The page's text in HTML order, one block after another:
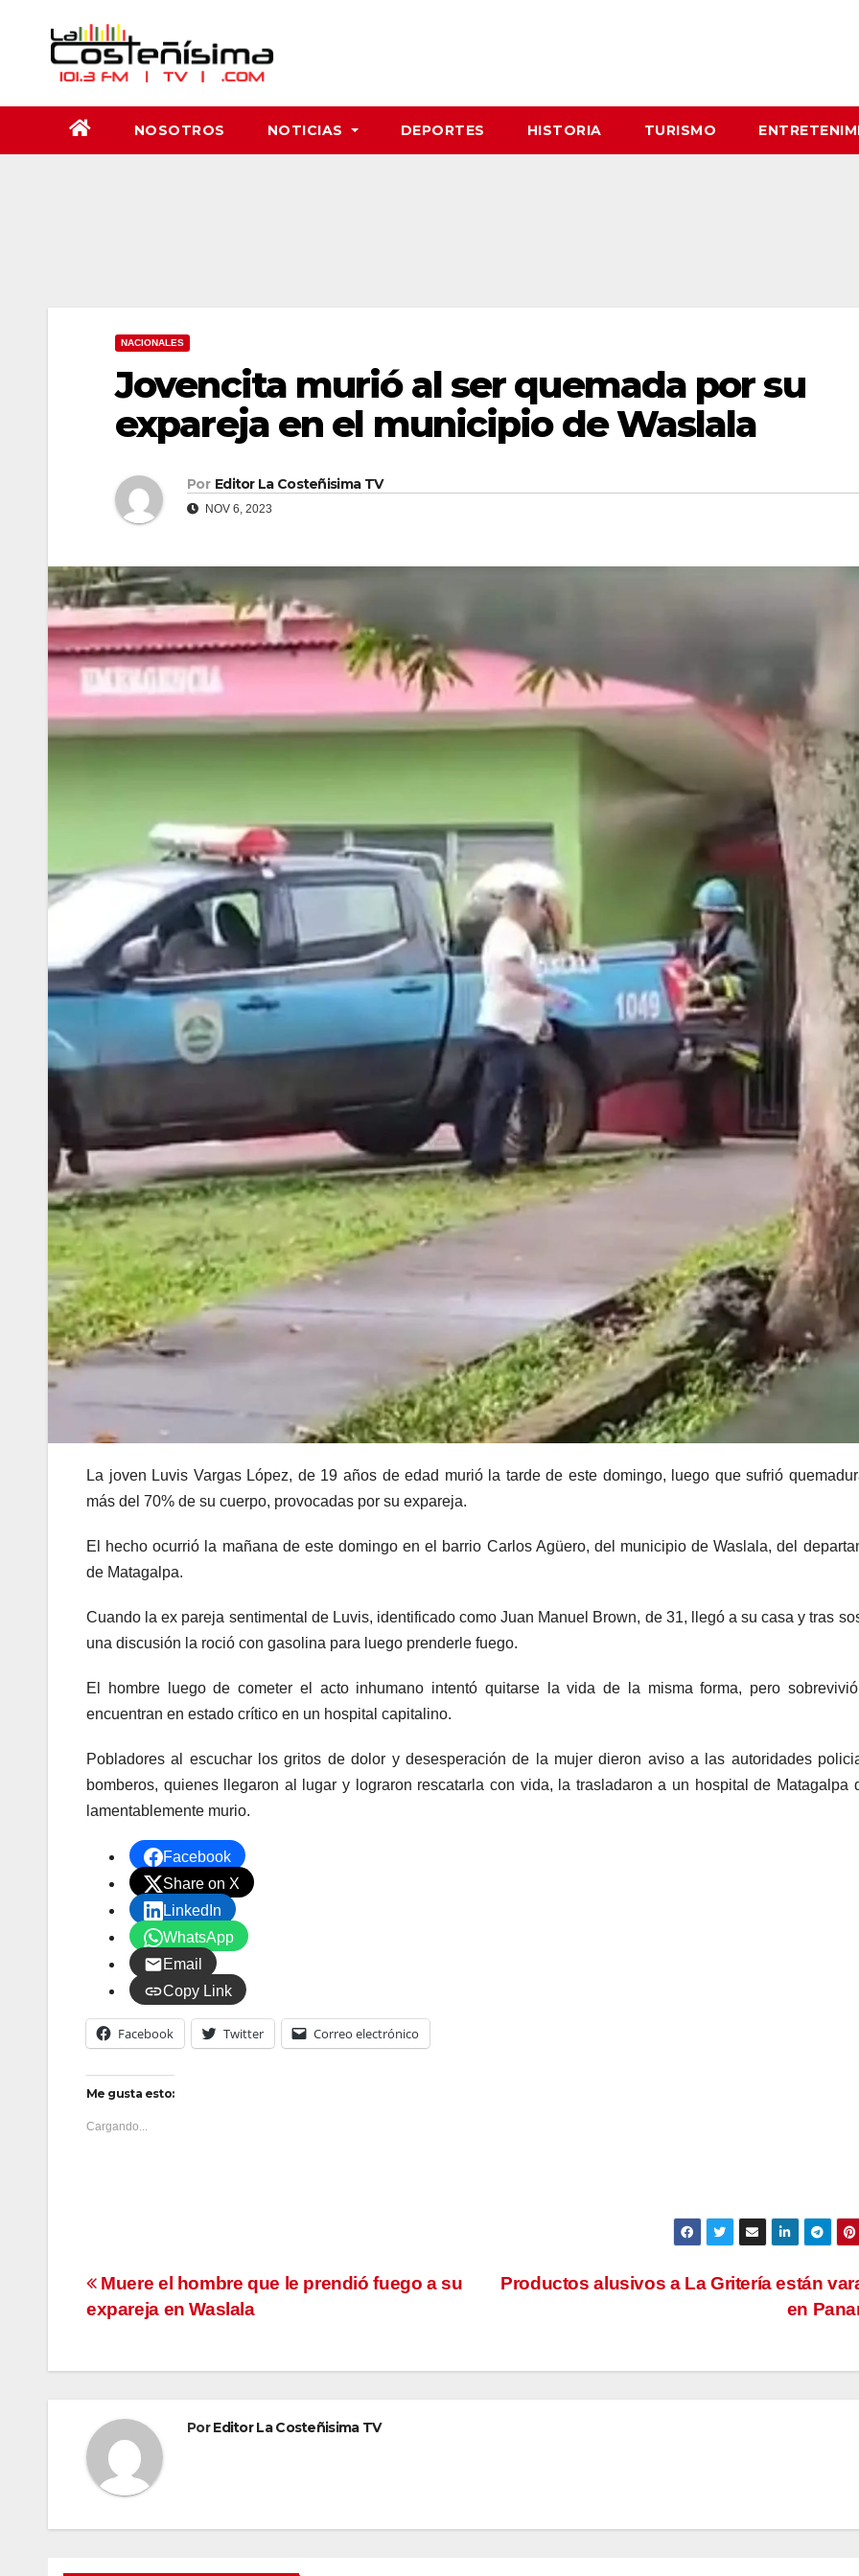
contenido
NOSOTROS NOTICIAS DEPORTES HISTORIA TURISMO
NACIONALES
Jovencita murió al ser quemada por su
expareja en el municipio de Waslala
Por Editor La Costeñisima TV
NOV 6, 2023
La joven Luvis Vargas López, de 19 años de edad murió la tarde de este domingo, luego que sufrió
más del 70% de su cuerpo, provocadas por su expareja.
El hecho ocurrió la mañana de este domingo en el barrio Carlos Agüero, del municipio de Waslala, del
de Matagalpa.
Cuando la ex pareja sentimental de Luvis, identificado como Juan Manuel Brown, de 31, llegó a su casa y tras
una discusión la roció con gasolina para luego prenderle fuego.
El hombre luego de cometer el acto inhumano intentó quitarse la vida de la misma forma, pero
encuentran en estado crítico en un hospital capitalino.
Pobladores al escuchar los gritos de dolor y desesperación de la mujer dieron aviso a las autoridades
bomberos, quienes llegaron al lugar y lograron rescatarla con vida, la trasladaron a un hospital de Matagalpa
lamentablemente murio.
Facebook
Share on X
LinkedIn
WhatsApp
Email
Copy Link
Facebook Twitter Correo electrónico
Me gusta esto:
Cargando...
Navegación
de
entradas
Productos alusivos a La Gritería están
en
Muere el hombre que le prendió fuego a su
expareja en Waslala
PorEditor La Costeñisima TV